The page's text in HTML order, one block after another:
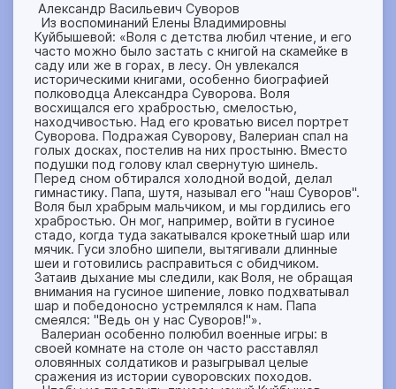
Александр Васильевич Суворов
Из воспоминаний Елены Владимировны
Куйбышевой: «Воля с детства любил чтение, и его
часто можно было застать с книгой на скамейке в
саду или же в горах, в лесу. Он увлекался
историческими книгами, особенно биографией
полководца Александра Суворова. Воля
восхищался его храбростью, смелостью,
находчивостью. Над его кроватью висел портрет
Суворова. Подражая Суворову, Валериан спал на
голых досках, постелив на них простыню. Вместо
подушки под голову клал свернутую шинель.
Перед сном обтирался холодной водой, делал
гимнастику. Папа, шутя, называл его "наш Суворов".
Воля был храбрым мальчиком, и мы гордились его
храбростью. Он мог, например, войти в гусиное
стадо, когда туда закатывался крокетный шар или
мячик. Гуси злобно шипели, вытягивали длинные
шеи и готовились расправиться с обидчиком.
Затаив дыхание мы следили, как Воля, не обращая
внимания на гусиное шипение, ловко подхватывал
шар и победоносно устремлялся к нам. Папа
смеялся: "Ведь он у нас Суворов!"».
Валериан особенно полюбил военные игры: в
своей комнате на столе он часто расставлял
оловянных солдатиков и разыгрывал целые
сражения из истории суворовских походов.